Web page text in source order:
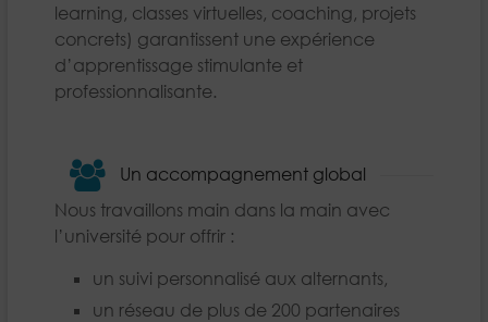
learning, classes virtuelles, coaching, projets
concrets) garantissent une expérience
d’apprentissage stimulante et
professionnalisante.
Un accompagnement global
Nous travaillons main dans la main avec
l’université pour offrir :
un suivi personnalisé aux alternants,
un réseau de plus de 200 partenaires